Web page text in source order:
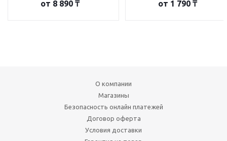
от 8 890 ₸ от 1 790 ₸
О компании
Магазины
Безопасность онлайн платежей
Договор оферта
Условия доставки